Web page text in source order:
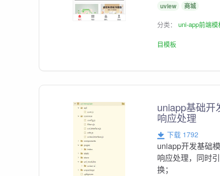
uview 商城
分类：uni-app前端模
目模板
uniapp基础开
响应处理
下载 1792
uniapp开发基础
响应处理，同时
换；